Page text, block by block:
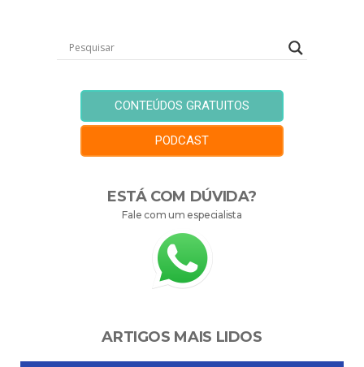
CONTEÚDOS GRATUITOS
PODCAST
ESTÁ COM DÚVIDA?
Fale com um especialista
ARTIGOS MAIS LIDOS